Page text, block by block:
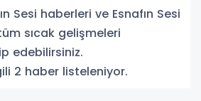
Sesi haberleri ve Esnafın Sesi
sıcak gelişmeleri
edebilirsiniz.
2 haber listeleniyor.